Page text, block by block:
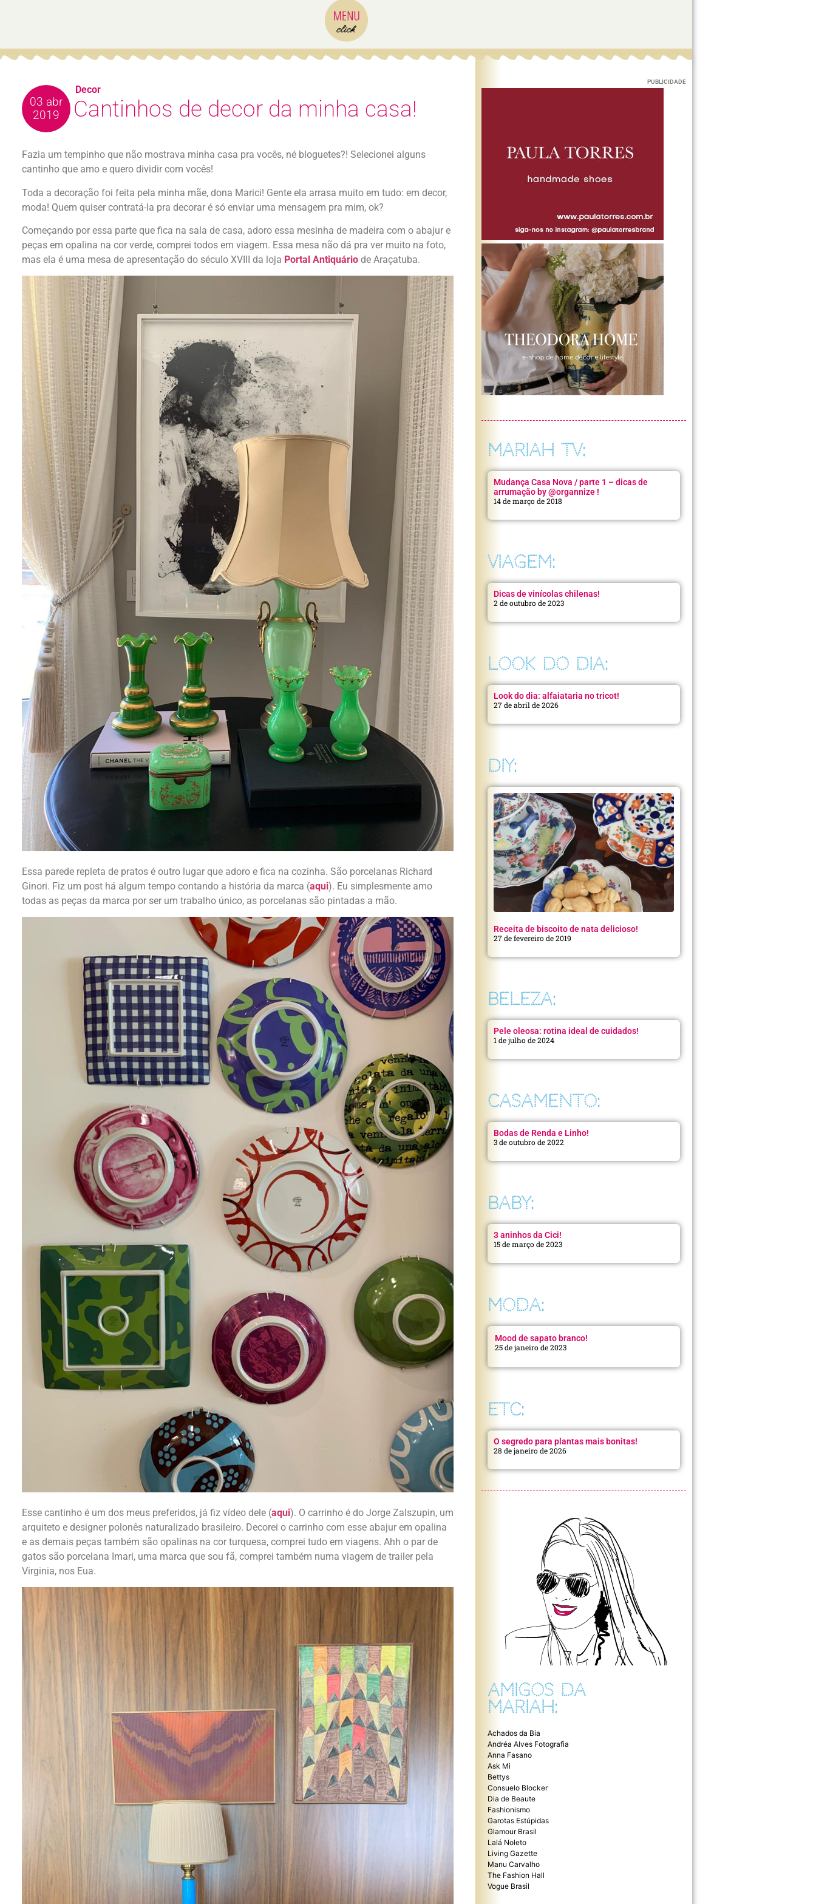
03 abr
2019
Cantinhos de decor da minha casa!
Fazia um tempinho que não mostrava minha casa pra vocês, né bloguetes?! Selecionei alguns
cantinho que amo e quero dividir com vocês!
Toda a decoração foi feita pela minha mãe, dona Marici! Gente ela arrasa muito em tudo: em decor,
moda! Quem quiser contratá-la pra decorar é só enviar uma mensagem pra mim, ok?
Começando por essa parte que fica na sala de casa, adoro essa mesinha de madeira com o abajur e
peças em opalina na cor verde, comprei todos em viagem. Essa mesa não dá pra ver muito na foto,
mas ela é uma mesa de apresentação do século XVIII da loja Portal Antiquário de Araçatuba.
Essa parede repleta de pratos é outro lugar que adoro e fica na cozinha. São porcelanas Richard
Ginori. Fiz um post há algum tempo contando a história da marca (aqui). Eu simplesmente amo
todas as peças da marca por ser um trabalho único, as porcelanas são pintadas a mão.
Esse cantinho é um dos meus preferidos, já fiz vídeo dele (aqui). O carrinho é do Jorge Zalszupin, um
arquiteto e designer polonês naturalizado brasileiro. Decorei o carrinho com esse abajur em opalina
e as demais peças também são opalinas na cor turquesa, comprei tudo em viagens. Ahh o par de
gatos são porcelana Imari, uma marca que sou fã, comprei também numa viagem de trailer pela
Virginia, nos Eua.
Decor
PUBLICIDADE
MARIAH TV:
Mudança Casa Nova / parte 1 – dicas de
arrumação by @organnize !
14 de março de 2018
VIAGEM:
Dicas de vinícolas chilenas!
2 de outubro de 2023
LOOK DO DIA:
Look do dia: alfaiataria no tricot!
27 de abril de 2026
DIY:
Receita de biscoito de nata delicioso!
27 de fevereiro de 2019
BELEZA:
Pele oleosa: rotina ideal de cuidados!
1 de julho de 2024
CASAMENTO:
Bodas de Renda e Linho!
3 de outubro de 2022
BABY:
3 aninhos da Cici!
15 de março de 2023
MODA:
Mood de sapato branco!
25 de janeiro de 2023
ETC:
O segredo para plantas mais bonitas!
28 de janeiro de 2026
AMIGOS DA
MARIAH:
Achados da Bia
Andréa Alves Fotografia
Anna Fasano
Ask Mi
Bettys
Consuelo Blocker
Dia de Beaute
Fashionismo
Garotas Estúpidas
Glamour Brasil
Lalá Noleto
Living Gazette
Manu Carvalho
The Fashion Hall
Vogue Brasil